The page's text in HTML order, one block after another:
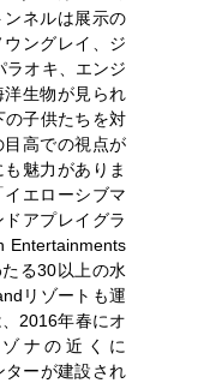
ネルは展示の
ングレイ、ジ
ラオキ、エンジ
洋生物が見られ
の子供たちを対
高での視点が
魅力がありま
エローシブマ
アプレイグラ
Entertainments
る30以上の水
リゾートも運
2016年春にオ
ナの近くに
ターが建設され